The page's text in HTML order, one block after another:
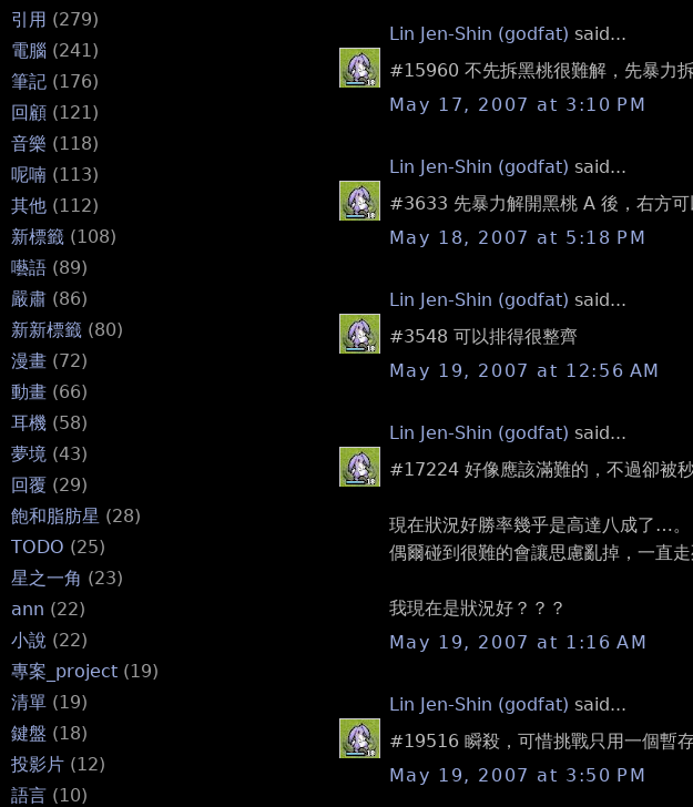
引用 (279)
電腦 (241)
筆記 (176)
回顧 (121)
音樂 (118)
呢喃 (113)
其他 (112)
新標籤 (108)
囈語 (89)
嚴肅 (86)
新新標籤 (80)
漫畫 (72)
動畫 (66)
耳機 (58)
夢境 (43)
回覆 (29)
飽和脂肪星 (28)
TODO (25)
星之一角 (23)
ann (22)
小說 (22)
專案_project (19)
清單 (19)
鍵盤 (18)
投影片 (12)
語言 (10)
Lin Jen-Shin (godfat) said...
#15960 不先拆黑桃很難解，先暴力
May 17, 2007 at 3:10 PM
Lin Jen-Shin (godfat) said...
#3633 先暴力解開黑桃 A 後，右方
May 18, 2007 at 5:18 PM
Lin Jen-Shin (godfat) said...
#3548 可以排得很整齊
May 19, 2007 at 12:56 AM
Lin Jen-Shin (godfat) said...
#17224 好像應該滿難的，不過卻被秒
現在狀況好勝率幾乎是高達八成了…。
偶爾碰到很難的會讓思慮亂掉，一直
我現在是狀況好？？？
May 19, 2007 at 1:16 AM
Lin Jen-Shin (godfat) said...
#19516 瞬殺，可惜挑戰只用一個暫
May 19, 2007 at 3:50 PM